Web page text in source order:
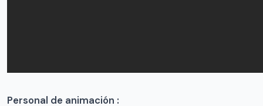
Personal de animación :